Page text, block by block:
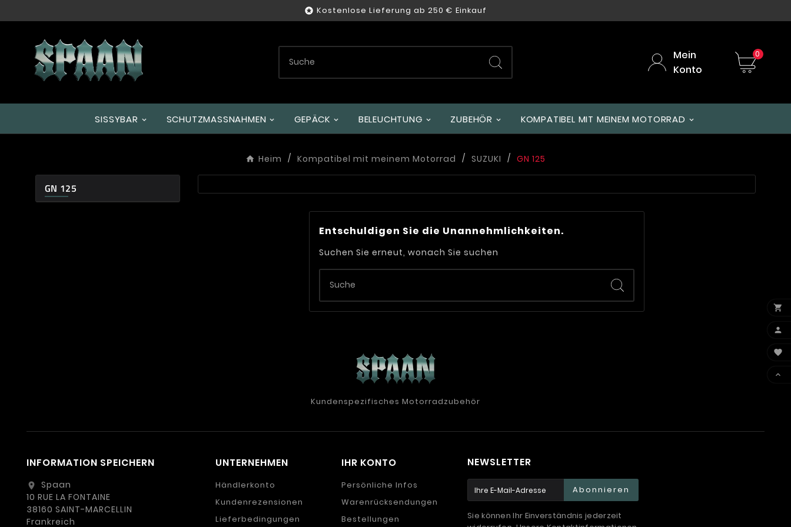
 Kostenlose Lieferung ab 250 € Einkauf
Mein
Konto
0
SISSYBAR SCHUTZMASSNAHMEN GEPÄCK BELEUCHTUNG ZUBEHÖR KOMPATIBEL MIT MEINEM MOTORRAD
Heim Kompatibel mit meinem Motorrad SUZUKI GN 125
GN 125
Entschuldigen Sie die Unannehmlichkeiten.
Suchen Sie erneut, wonach Sie suchen
Kundenspezifisches Motorradzubehör
INFORMATION SPEICHERN
location_on
Spaan
10 RUE LA FONTAINE
38160 SAINT-MARCELLIN
Frankreich
UNTERNEHMEN
Händlerkonto
Kundenrezensionen
Lieferbedingungen
IHR KONTO
Persönliche Infos
Warenrücksendungen
Bestellungen
NEWSLETTER
Abonnieren
Sie können Ihr Einverständnis jederzeit



